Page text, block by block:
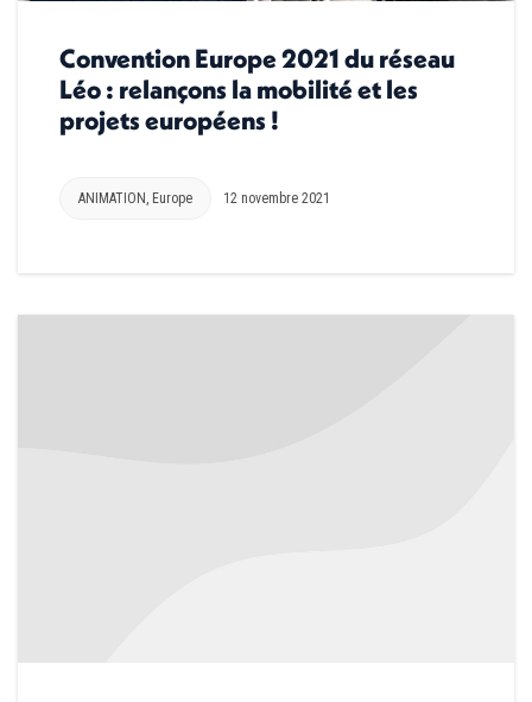
Convention Europe 2021 du réseau
Léo : relançons la mobilité et les
projets européens !
ANIMATION , Europe 12 novembre 2021